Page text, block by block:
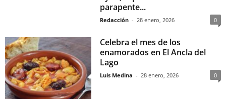
parapente...
Redacción - 28 enero, 2026 0
Celebra el mes de los
enamorados en El Ancla del
Lago
Luis Medina - 28 enero, 2026 0